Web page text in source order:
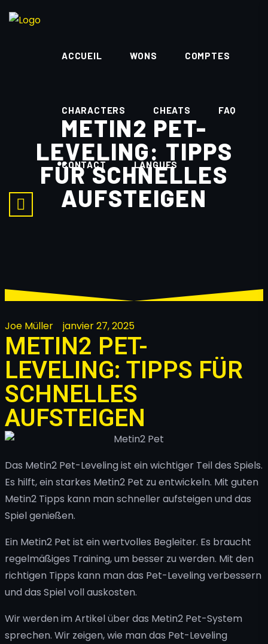
ACCUEIL WONS COMPTES
CHARACTERS CHEATS FAQ
CONTACT LANGUES
METIN2 PET-
LEVELING: TIPPS
FÜR SCHNELLES
AUFSTEIGEN
Joe Müller janvier 27, 2025
METIN2 PET-
LEVELING: TIPPS FÜR
SCHNELLES
AUFSTEIGEN
Das Metin2 Pet-Leveling ist ein wichtiger Teil des Spiels.
Es hilft, ein starkes Metin2 Pet zu entwickeln. Mit guten
Metin2 Tipps kann man schneller aufsteigen und das
Spiel genießen.
Ein Metin2 Pet ist ein wertvolles Begleiter. Es braucht
regelmäßiges Training, um besser zu werden. Mit den
richtigen Tipps kann man das Pet-Leveling verbessern
und das Spiel voll auskosten.
Wir werden im Artikel über das Metin2 Pet-System
sprechen. Wir zeigen, wie man das Pet-Leveling